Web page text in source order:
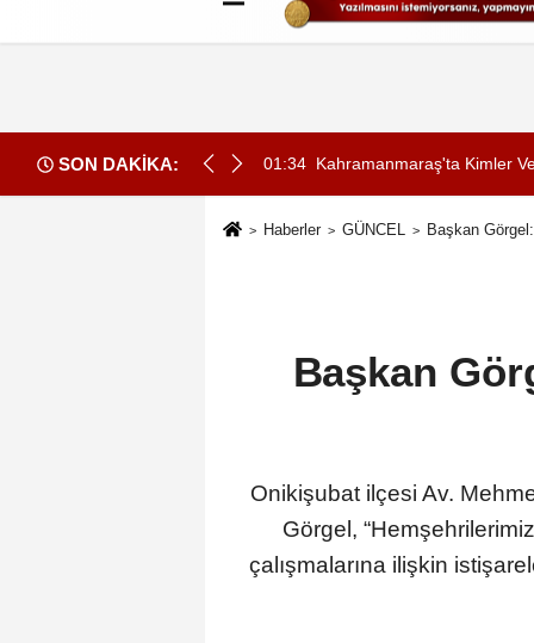
İletişim Çerez Politikası
SON DAKİKA:
Emanetidir” 01:34 Kahramanmaraş'ta Kimler
Haberler GÜNCEL Başkan
Başkan
Onikişubat ilçesi Av.
Görgel,
çalışmalarına ilişkin